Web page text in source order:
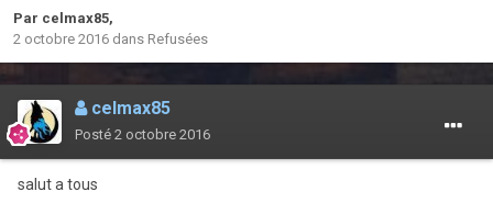
Par celmax85,
2 octobre 2016 dans Refusées
celmax85
Posté 2 octobre 2016
salut a tous